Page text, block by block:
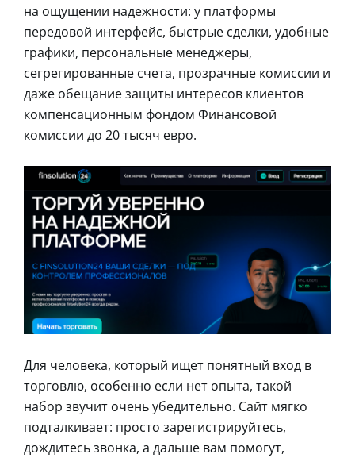
на ощущении надежности: у платформы
передовой интерфейс, быстрые сделки, удобные
графики, персональные менеджеры,
сегрегированные счета, прозрачные комиссии и
даже обещание защиты интересов клиентов
компенсационным фондом Финансовой
комиссии до 20 тысяч евро.
Для человека, который ищет понятный вход в
торговлю, особенно если нет опыта, такой
набор звучит очень убедительно. Сайт мягко
подталкивает: просто зарегистрируйтесь,
дождитесь звонка, а дальше вам помогут,